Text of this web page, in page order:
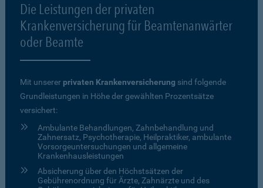
Die Leistungen der privaten
Krankenversicherung für Beamtenanwärter
oder Beamte
Mit unserer privaten Krankenversicherung sind folgende
Grundleistungen in Höhe der gewählten Prozentsätze
versichert:
Ambulante Behandlungen, Zahnbehandlung und
Zahnersatz, Psychotherapie, Heilpraktiker, ambulante
Vorsorgeuntersuchungen und allgemeine
Krankenhausleistungen
Absicherung über den Höchstsätzen der
Gebührenordnung für Ärzte, Zahnärzte und des